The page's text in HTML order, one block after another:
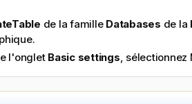
de la famille Databases de la
l'onglet Basic settings, sélectionnez